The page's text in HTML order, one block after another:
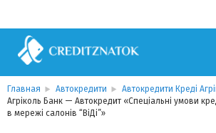
Главная Автокредити Автокредити Креді
Агріколь Банк — Автокредит «Спеціальні умови
в мережі салонів “ВіДі”»